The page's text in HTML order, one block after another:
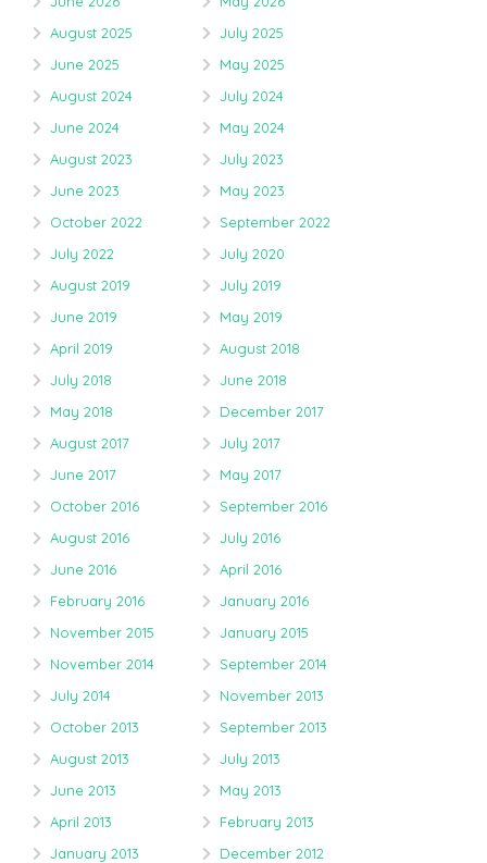
August 2025
July 2025
June 2025
May 2025
August 2024
July 2024
June 2024
May 2024
August 2023
July 2023
June 2023
May 2023
October 2022
September 2022
July 2022
July 2020
August 2019
July 2019
June 2019
May 2019
April 2019
August 2018
July 2018
June 2018
May 2018
December 2017
August 2017
July 2017
June 2017
May 2017
October 2016
September 2016
August 2016
July 2016
June 2016
April 2016
February 2016
January 2016
November 2015
January 2015
November 2014
September 2014
July 2014
November 2013
October 2013
September 2013
August 2013
July 2013
June 2013
May 2013
April 2013
February 2013
January 2013
December 2012